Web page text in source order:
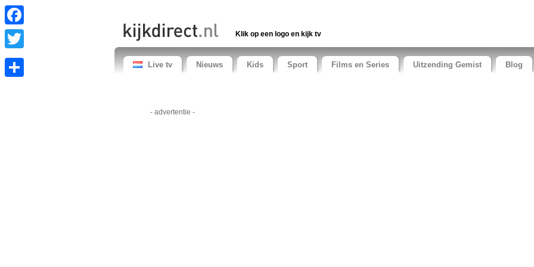
Facebook
Twitter
Klik op een logo en kijk tv
Live tv Nieuws Kids Sport Films en Series Uitzending Gemist Blog
- advertentie -